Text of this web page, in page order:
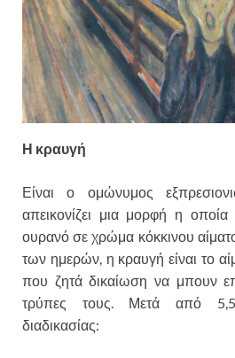
Η κραυγή
Είναι ο ομώνυμος
απεικονίζει μια μορφή η
ουρανό σε χρώμα κόκκινου
των ημερών, η κραυγή είναι το
που ζητά δικαίωση να μπουν
τρύπες τους. Μετά από 5,5
διαδικασίας: